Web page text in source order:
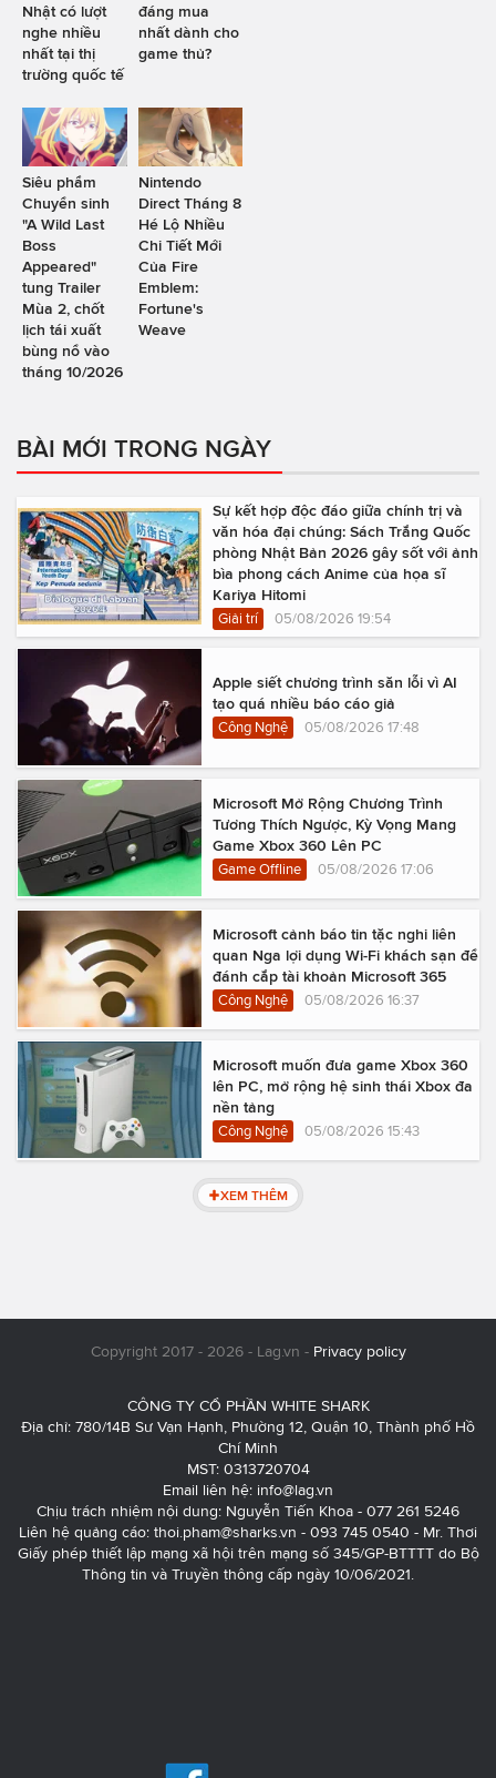
Nhật có lượt
nghe nhiều
nhất tại thị
trường quốc tế
đáng mua
nhất dành cho
game thủ?
Siêu phẩm
Chuyển sinh
"A Wild Last
Boss
Appeared"
tung Trailer
Mùa 2, chốt
lịch tái xuất
bùng nổ vào
tháng 10/2026
Nintendo
Direct Tháng 8
Hé Lộ Nhiều
Chi Tiết Mới
Của Fire
Emblem:
Fortune's
Weave
BÀI MỚI TRONG NGÀY
Sự kết hợp độc đáo giữa chính trị và
văn hóa đại chúng: Sách Trắng Quốc
phòng Nhật Bản 2026 gây sốt với ảnh
bìa phong cách Anime của họa sĩ
Kariya Hitomi
Giải trí 05/08/2026 19:54
Apple siết chương trình săn lỗi vì AI
tạo quá nhiều báo cáo giả
Công Nghệ 05/08/2026 17:48
Microsoft Mở Rộng Chương Trình
Tương Thích Ngược, Kỳ Vọng Mang
Game Xbox 360 Lên PC
Game Offline 05/08/2026 17:06
Microsoft cảnh báo tin tặc nghi liên
quan Nga lợi dụng Wi-Fi khách sạn để
đánh cắp tài khoản Microsoft 365
Công Nghệ 05/08/2026 16:37
Microsoft muốn đưa game Xbox 360
lên PC, mở rộng hệ sinh thái Xbox đa
nền tảng
Công Nghệ 05/08/2026 15:43
XEM THÊM
Copyright 2017 - 2026 - Lag.vn - Privacy policy
CÔNG TY CỔ PHẦN WHITE SHARK
Địa chỉ: 780/14B Sư Vạn Hạnh, Phường 12, Quận 10, Thành phố Hồ
Chí Minh
MST: 0313720704
Email liên hệ: info@lag.vn
Chịu trách nhiệm nội dung: Nguyễn Tiến Khoa - 077 261 5246
Liên hệ quảng cáo: thoi.pham@sharks.vn - 093 745 0540 - Mr. Thơi
Giấy phép thiết lập mạng xã hội trên mạng số 345/GP-BTTTT do Bộ
Thông tin và Truyền thông cấp ngày 10/06/2021.